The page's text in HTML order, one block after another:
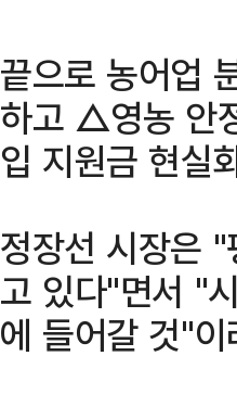
끝으로 농어업
하고 △영농 안
입 지원금 현실
정장선 시장은
고 있다"면서 "
에 들어갈 것"